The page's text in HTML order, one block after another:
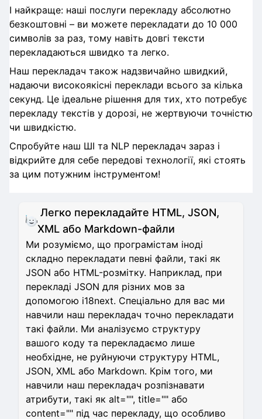
І найкраще: наші послуги перекладу абсолютно
безкоштовні – ви можете перекладати до 10 000
символів за раз, тому навіть довгі тексти
перекладаються швидко та легко.
Наш перекладач також надзвичайно швидкий,
надаючи високоякісні переклади всього за кілька
секунд. Це ідеальне рішення для тих, хто потребує
перекладу текстів у дорозі, не жертвуючи точністю
чи швидкістю.
Спробуйте наш ШІ та NLP перекладач зараз і
відкрийте для себе передові технології, які стоять
за цим потужним інструментом!
Легко перекладайте HTML, JSON,
XML або Markdown-файли
Ми розуміємо, що програмістам іноді
складно перекладати певні файли, такі як
JSON або HTML-розмітку. Наприклад, при
перекладі JSON для різних мов за
допомогою i18next. Спеціально для вас ми
навчили наш перекладач точно перекладати
такі файли. Ми аналізуємо структуру
вашого коду та перекладаємо лише
необхідне, не руйнуючи структуру HTML,
JSON, XML або Markdown. Крім того, ми
навчили наш перекладач розпізнавати
атрибути, такі як alt="", title="" або
content="" під час перекладу, що особливо